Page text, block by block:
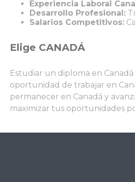
Experiencia Laboral
Desarrollo Profesional:
Salarios Competitivos:
Elige CANADÁ
Estudiar un diploma en Canadá
oportunidad de trabajar en
permanecer en Canadá y
maximizar tus oportunidades